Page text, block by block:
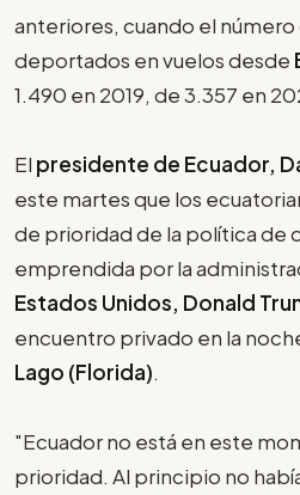
anteriores, cuando el
deportados en vuelos desde
1.490 en 2019, de 3.357 en
El presidente de Ecuador,
este martes que los
de prioridad de la política de
emprendida por la
Estados Unidos, Donald
encuentro privado en la
Lago (Florida).
"Ecuador no está en este
prioridad. Al principio no